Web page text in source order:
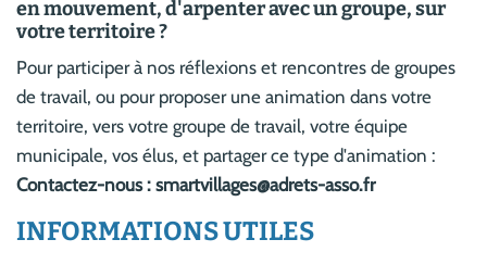
en mouvement, d'arpenter avec un groupe, sur
votre territoire ?
Pour participer à nos réflexions et rencontres de groupes
de travail, ou pour proposer une animation dans votre
territoire, vers votre groupe de travail, votre équipe
municipale, vos élus, et partager ce type d'animation :
Contactez-nous : smartvillages@adrets-asso.fr
INFORMATIONS UTILES